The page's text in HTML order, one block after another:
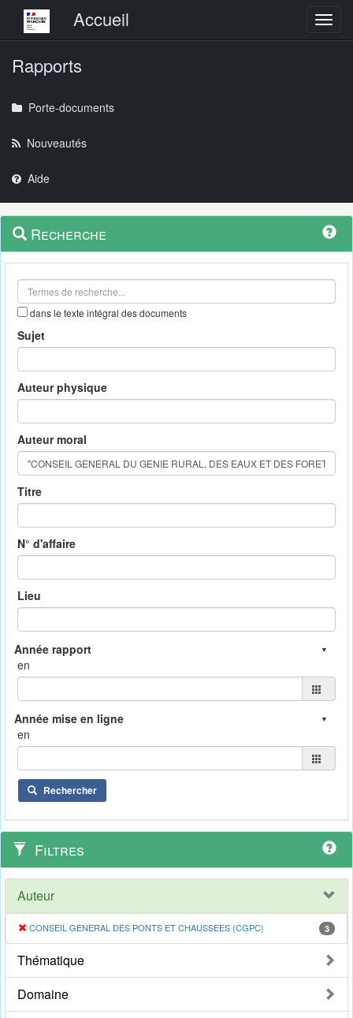
Menu principalAccueil
Rapports
Porte-documents
Nouveautés
Aide
Navigation
outils
Menu
contextuel
Recherche
dans le texte intégral des documents
Sujet
Auteur physique
Auteur moral
Titre
N° d'affaire
Lieu
en
en
Rechercher
Filtres
Auteur
CONSEIL GENERAL DES PONTS ET CHAUSSEES (CGPC) 3
Thématique
Domaine